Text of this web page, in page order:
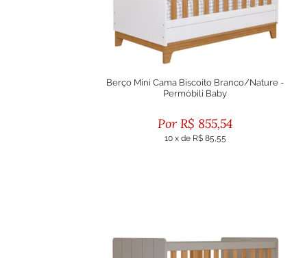
Berço Mini Cama Biscoito Branco/Nature -
Permóbili Baby
R$ 855,54
10 x de R$ 85,55